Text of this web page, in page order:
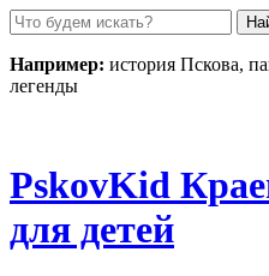
Пролистать
до
контента
Например: история Пскова,
легенды
PskovKid
для детей